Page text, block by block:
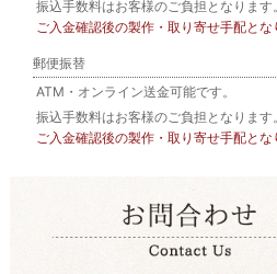
振込手数料はお客様のご負担となります。
ご入金確認後の製作・取り寄せ手配とな
郵便振替
ATM・オンライン送金可能です。
振込手数料はお客様のご負担となります。
ご入金確認後の製作・取り寄せ手配とな